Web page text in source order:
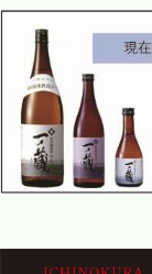
一ノ蔵のスタン
甘口タイプの「
純米酒 辛口」、
一ノ蔵 特別純
「超辛口」との
ます。やや軽め